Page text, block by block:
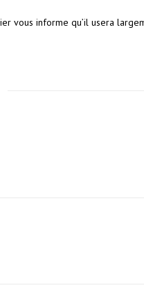
vous informe qu’il usera